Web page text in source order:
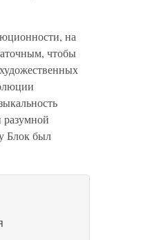
на
чтобы
разумной
Блок был